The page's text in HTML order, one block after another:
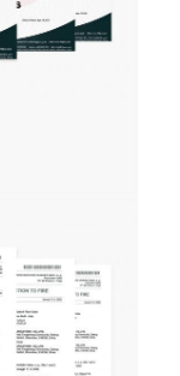
اتصال فیبر نوری
کاهش دهنده
مبدل رسانه ای
سوئیچ فیبر